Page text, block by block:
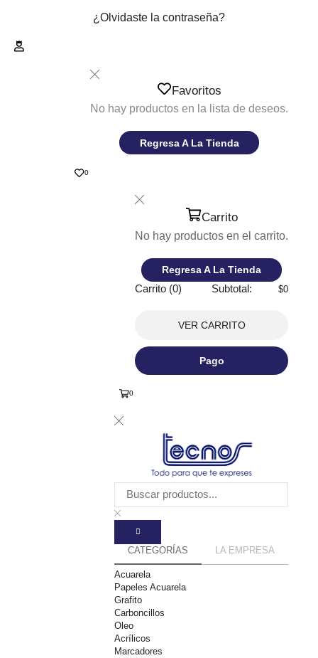
¿Olvidaste la contraseña?
Favoritos
No hay productos en la lista de deseos.
Regresa A La Tienda
0
Carrito
No hay productos en el carrito.
Regresa A La Tienda
Carrito (0)
Subtotal: $0
VER CARRITO
Pago
0
CATEGORÍAS LA EMPRESA
Acuarela
Papeles Acuarela
Grafito
Carboncillos
Oleo
Acrílicos
Marcadores